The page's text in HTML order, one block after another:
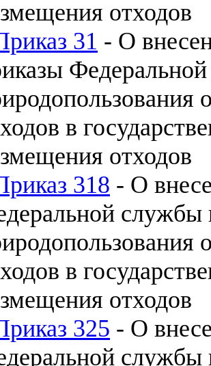
отходов
31 - О
в
отходов
318 - О
службы
в
отходов
325 - О
службы